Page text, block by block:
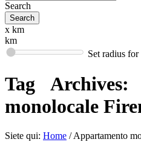
Search
x km
km
Set radius
Tag Archives:
monolocale
Siete qui: Home / Appartamento